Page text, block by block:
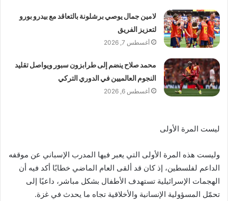
لامين جمال يوصي برشلونة بالتعاقد مع بيدرو بورو
لتعزيز الفريق
أغسطس 7, 2026
محمد صلاح ينضم إلى طرابزون سبور ويواصل تقليد
النجوم العالميين في الدوري التركي
أغسطس 6, 2026
ليست المرة الأولى
وليست هذه المرة الأولى التي يعبر فيها المدرب الإسباني عن موقفه
الداعم لفلسطين، إذ كان قد ألقى العام الماضي خطابًا أكد فيه أن
الهجمات الإسرائيلية تستهدف الأطفال بشكل مباشر، داعيًا إلى
تحمّل المسؤولية الإنسانية والأخلاقية تجاه ما يحدث في غزة.